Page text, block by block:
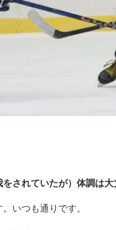
されていたが）体調は大
いつも通りです。